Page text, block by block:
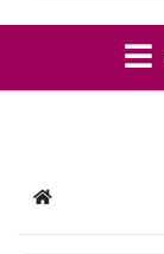
Kezdőlap